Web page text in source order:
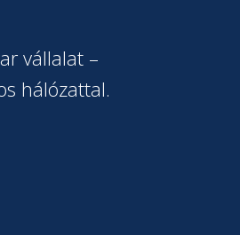
vállalat –
hálózattal.